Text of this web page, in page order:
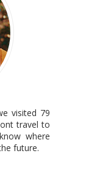
visited 79
travel to
where
future.